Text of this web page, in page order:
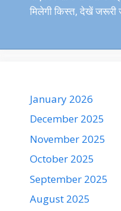
मिलेगी किस्त, देखें जरूरी
January 2026
December 2025
November 2025
October 2025
September 2025
August 2025